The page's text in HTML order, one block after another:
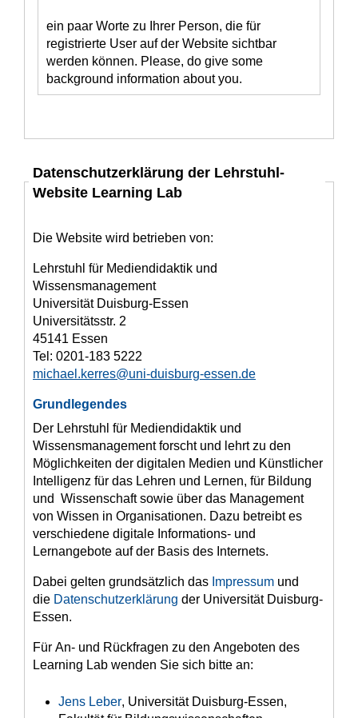
ein paar Worte zu Ihrer Person, die für
registrierte User auf der Website sichtbar
werden können. Please, do give some
background information about you.
Datenschutzerklärung der Lehrstuhl-
Website Learning Lab
Die Website wird betrieben von:
Lehrstuhl für Mediendidaktik und
Wissensmanagement
Universität Duisburg-Essen
Universitätsstr. 2
45141 Essen
Tel: 0201-183 5222
michael.kerres@uni-duisburg-essen.de
Grundlegendes
Der Lehrstuhl für Mediendidaktik und
Wissensmanagement forscht und lehrt zu den
Möglichkeiten der digitalen Medien und Künstlicher
Intelligenz für das Lehren und Lernen, für Bildung
und Wissenschaft sowie über das Management
von Wissen in Organisationen. Dazu betreibt es
verschiedene digitale Informations- und
Lernangebote auf der Basis des Internets.
Dabei gelten grundsätzlich das Impressum und
die Datenschutzerklärung der Universität Duisburg-
Essen.
Für An- und Rückfragen zu den Angeboten des
Learning Lab wenden Sie sich bitte an:
Jens Leber, Universität Duisburg-Essen,